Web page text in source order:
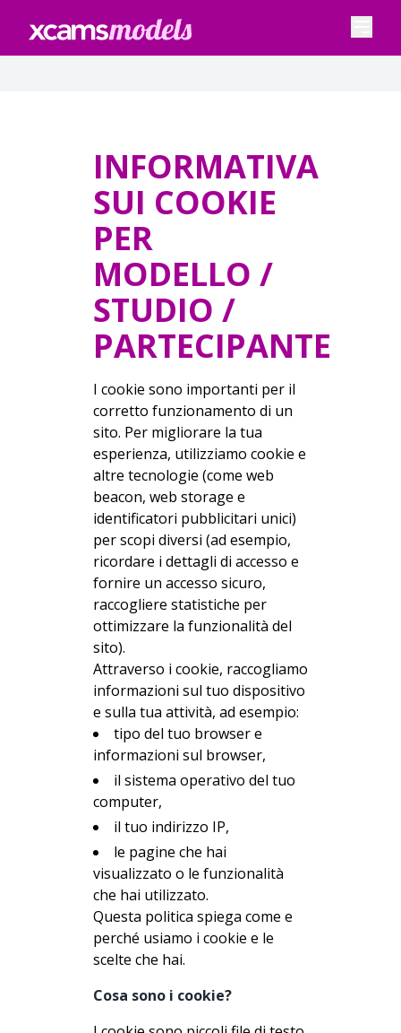
INFORMATIVA
SUI COOKIE
PER
MODELLO /
STUDIO /
PARTECIPANTE
I cookie sono importanti per il
corretto funzionamento di un
sito. Per migliorare la tua
esperienza, utilizziamo cookie e
altre tecnologie (come web
beacon, web storage e
identificatori pubblicitari unici)
per scopi diversi (ad esempio,
ricordare i dettagli di accesso e
fornire un accesso sicuro,
raccogliere statistiche per
ottimizzare la funzionalità del
sito).
Attraverso i cookie, raccogliamo
informazioni sul tuo dispositivo
e sulla tua attività, ad esempio:
tipo del tuo browser e
informazioni sul browser,
il sistema operativo del tuo
computer,
il tuo indirizzo IP,
le pagine che hai
visualizzato o le funzionalità
che hai utilizzato.
Questa politica spiega come e
perché usiamo i cookie e le
scelte che hai.
Cosa sono i cookie?